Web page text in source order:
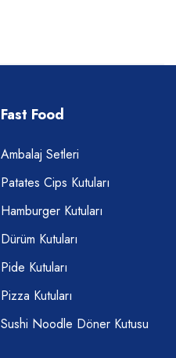
Fast Food
Ambalaj Setleri
Patates Cips Kutuları
Hamburger Kutuları
Dürüm Kutuları
Pide Kutuları
Pizza Kutuları
Sushi Noodle Döner Kutusu